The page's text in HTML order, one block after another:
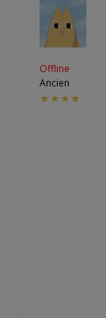
Offline
Ancien
★★★★